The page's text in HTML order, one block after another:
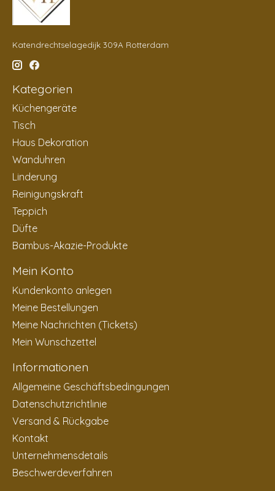
Katendrechtselagedijk 309A Rotterdam
Kategorien
Küchengeräte
Tisch
Haus Dekoration
Wanduhren
Linderung
Reinigungskraft
Teppich
Düfte
Bambus-Akazie-Produkte
Mein Konto
Kundenkonto anlegen
Meine Bestellungen
Meine Nachrichten (Tickets)
Mein Wunschzettel
Informationen
Allgemeine Geschäftsbedingungen
Datenschutzrichtlinie
Versand & Rückgabe
Kontakt
Unternehmensdetails
Beschwerdeverfahren